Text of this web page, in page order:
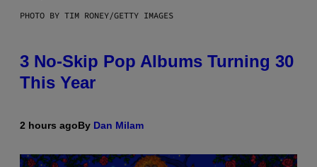
PHOTO BY TIM RONEY/GETTY IMAGES
3 No-Skip Pop Albums Turning 30
This Year
2 hours agoBy Dan Milam